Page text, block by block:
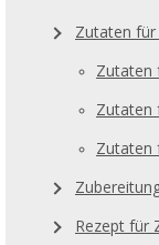
Zutaten
Zutaten
Zutaten
Zutaten
Rezept für